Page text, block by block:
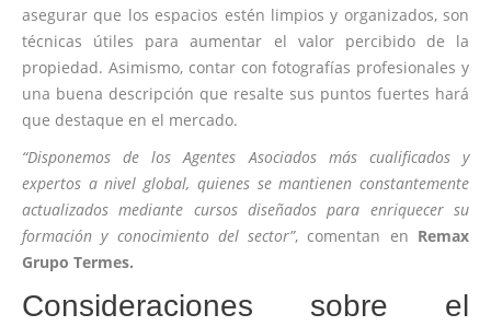
asegurar que los espacios estén limpios y organizados, son
técnicas útiles para aumentar el valor percibido de la
propiedad. Asimismo, contar con fotografías profesionales y
una buena descripción que resalte sus puntos fuertes hará
que destaque en el mercado.
“Disponemos de los Agentes Asociados más cualificados y
expertos a nivel global, quienes se mantienen constantemente
actualizados mediante cursos diseñados para enriquecer su
formación y conocimiento del sector”, comentan en Remax
Grupo Termes.
Consideraciones sobre el